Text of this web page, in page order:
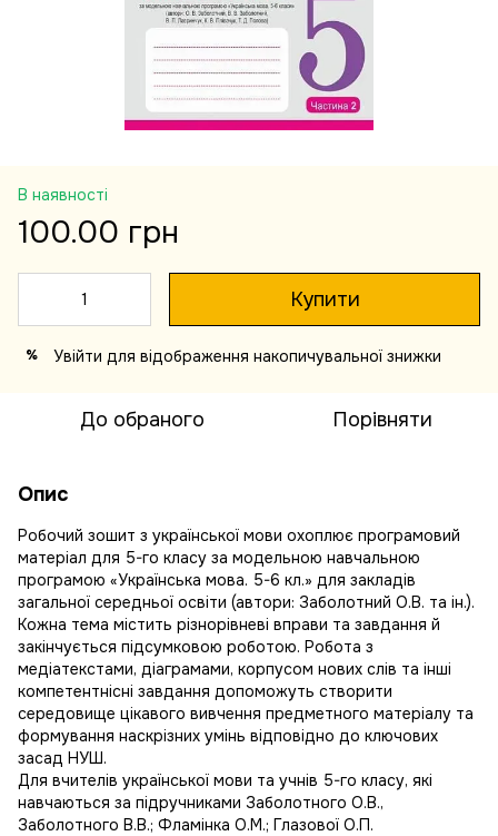
В наявності
100.00 грн
Купити
% Увійти для відображення накопичувальної знижки
До обраного Порівняти
Опис
Робочий зошит з української мови охоплює програмовий
матеріал для 5-го класу за модельною навчальною
програмою «Українська мова. 5-6 кл.» для закладів
загальної середньої освіти (автори: Заболотний О.В. та ін.).
Кожна тема містить різнорівневі вправи та завдання й
закінчується підсумковою роботою. Робота з
медіатекстами, діаграмами, корпусом нових слів та інші
компетентнісні завдання допоможуть створити
середовище цікавого вивчення предметного матеріалу та
формування наскрізних умінь відповідно до ключових
засад НУШ.
Для вчителів української мови та учнів 5-го класу, які
навчаються за підручниками Заболотного О.В.,
Заболотного В.В.; Фламінка О.М.; Глазової О.П.